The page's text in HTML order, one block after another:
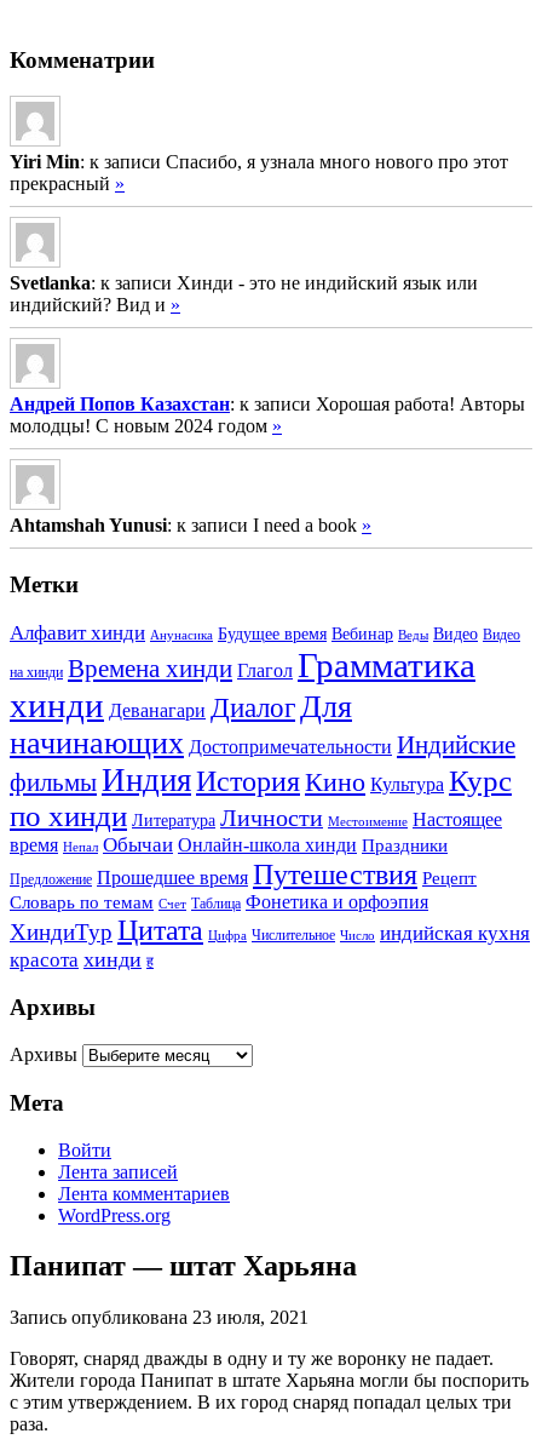
Комменатрии
Yiri Min: к записи Спасибо, я узнала много нового про этот
прекрасный »
Svetlanka: к записи Хинди - это не индийский язык или
индийский? Вид и »
Андрей Попов Казахстан: к записи Хорошая работа! Авторы
молодцы! С новым 2024 годом »
Ahtamshah Yunusi: к записи I need a book »
Метки
Алфавит хинди Анунасика Будущее время Вебинар Веды Видео Видео
на хинди Времена хинди Глагол Грамматика
хинди Деванагари Диалог Для
начинающих Достопримечательности Индийские
фильмыИндияИсторияКино Культура Курс
по хинди Литература Личности Местоимение Настоящее
время Непал Обычаи Онлайн-школа хинди Праздники
Предложение Прошедшее время Путешествия Рецепт
Словарь по темам Счет Таблица Фонетика и орфоэпия
ХиндиТур Цитата Цифра Числительное Число индийская кухня
красота хинди ह
Архивы
Архивы
Мета
Войти
Лента записей
Лента комментариев
WordPress.org
Панипат — штат Харьяна
Запись опубликована 23 июля, 2021
Говорят, снаряд дважды в одну и ту же воронку не падает.
Жители города Панипат в штате Харьяна могли бы поспорить
с этим утверждением. В их город снаряд попадал целых три
раза.